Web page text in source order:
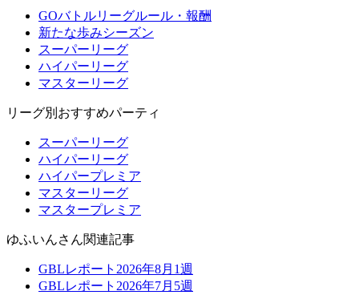
GOバトルリーグルール・報酬
新たな歩みシーズン
スーパーリーグ
ハイパーリーグ
マスターリーグ
リーグ別おすすめパーティ
スーパーリーグ
ハイパーリーグ
ハイパープレミア
マスターリーグ
マスタープレミア
ゆふいんさん関連記事
GBLレポート2026年8月1週
GBLレポート2026年7月5週